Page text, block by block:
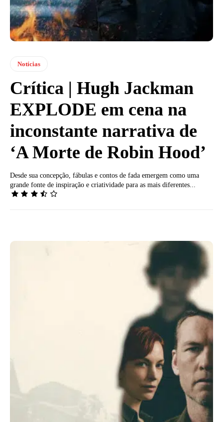
Notícias
Crítica | Hugh Jackman
EXPLODE em cena na
inconstante narrativa de
‘A Morte de Robin Hood’
Desde sua concepção, fábulas e contos de fada emergem como uma
grande fonte de inspiração e criatividade para as mais diferentes...